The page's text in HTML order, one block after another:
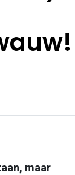
maar